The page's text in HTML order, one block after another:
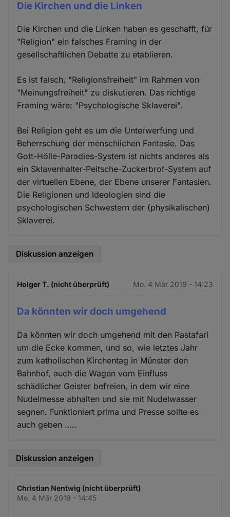
Die Kirchen und die Linken
Die Kirchen und die Linken haben es geschafft, für
"Religion" ein falsches Framing in der
gesellschaftlichen Debatte zu etablieren.
Es ist falsch, "Religionsfreiheit" im Rahmen von
"Meinungsfreiheit" zu diskutieren. Das richtige
Framing wäre: "Psychologische Sklaverei".
Bei Religion geht es um die Unterwerfung und
Beherrschung der menschlichen Fantasie. Das
Gott-Hölle-Paradies-System ist nichts anderes als
ein Sklavenhalter-Peitsche-Zuckerbrot-System auf
der virtuellen Ebene, der Ebene unserer Fantasien.
Die Religionen und Ideologien sind die
psychologischen Schwestern der (physikalischen)
Sklaverei.
Diskussion anzeigen
Holger T. (nicht überprüft) Mo. 4 Mär 2019 - 14:23
Da könnten wir doch umgehend
Da könnten wir doch umgehend mit den Pastafari
um die Ecke kommen, und so, wie letztes Jahr
zum katholischen Kirchentag in Münster den
Bahnhof, auch die Wagen vom Einfluss
schädlicher Geister befreien, in dem wir eine
Nudelmesse abhalten und sie mit Nudelwasser
segnen. Funktioniert prima und Presse sollte es
auch geben …..
Diskussion anzeigen
Christian Nentwig (nicht überprüft)
Mo. 4 Mär 2019 - 14:45